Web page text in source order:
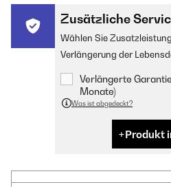
Zusätzliche
Wählen Sie
Verlängerung der
Verlängerte Garantie
Monate)
Was ist abgedeckt?
Produkt